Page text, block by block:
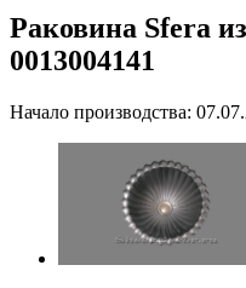
Раковина Sfera
0013004141
Начало производства: